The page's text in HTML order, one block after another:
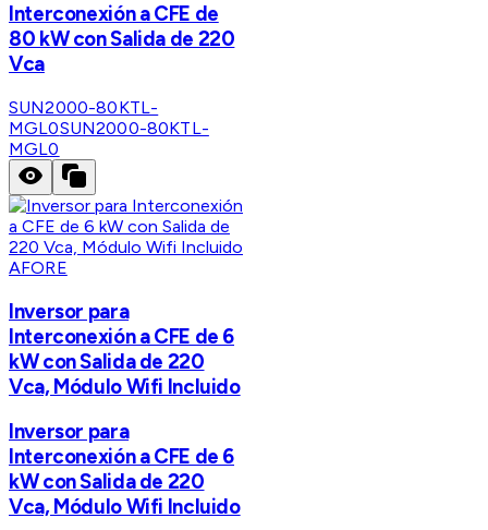
Interconexión a CFE de
80 kW con Salida de 220
Vca
SUN2000-80KTL-
MGL0SUN2000-80KTL-
MGL0
AFORE
Inversor para
Interconexión a CFE de 6
kW con Salida de 220
Vca, Módulo Wifi Incluido
Inversor para
Interconexión a CFE de 6
kW con Salida de 220
Vca, Módulo Wifi Incluido